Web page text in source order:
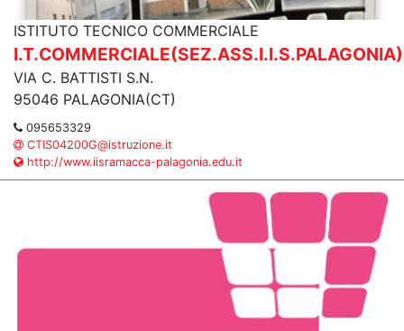
ISTITUTO TECNICO COMMERCIALE
I.T.COMMERCIALE(SEZ.ASS.I.I.S.PALAGONIA)
VIA C. BATTISTI S.N.
95046 PALAGONIA(CT)
095653329
CTIS04200G@istruzione.it
http://www.iisramacca-palagonia.edu.it